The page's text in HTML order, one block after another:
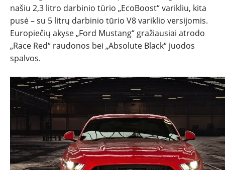
SPORTAS
PATARIMAI
našiu 2,3 litro darbinio tūrio „EcoBoost“ varikliu, kita
pusė – su 5 litrų darbinio tūrio V8 variklio versijomis.
Europiečių akyse „Ford Mustang“ gražiausiai atrodo
„Race Red“ raudonos bei „Absolute Black“ juodos
spalvos.